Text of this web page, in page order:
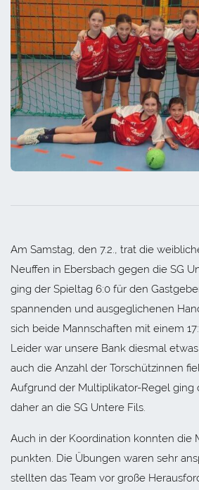
Am Samstag, den 7.2., trat die
Neuffen in Ebersbach gegen die SG
ging der Spieltag 6:0 für den
spannenden und ausgeglichenen
sich beide Mannschaften mit einem
Leider war unsere Bank diesmal
auch die Anzahl der Torschützinnen
Aufgrund der Multiplikator-Regel ging
daher an die SG Untere Fils.
Auch in der Koordination konnten die
punkten. Die Übungen waren sehr
stellten das Team vor große